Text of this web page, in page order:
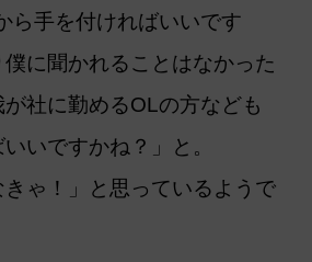
ら手を付ければいいです
に聞かれることはなかった
社に勤めるOLの方なども
いですかね？」と。
ゃ！」と思っているようで